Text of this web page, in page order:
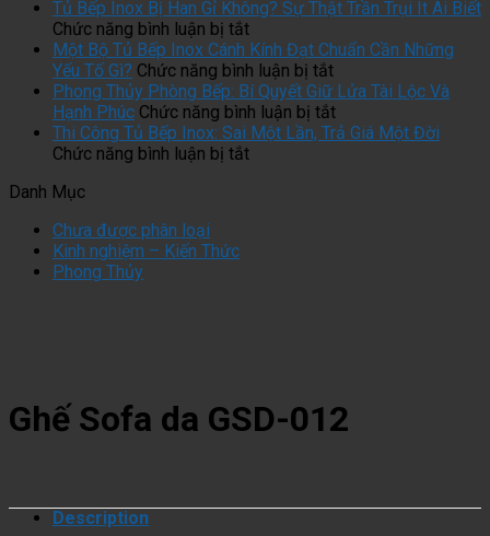
Làm
Bếp
Cánh
Đầu
Tủ Bếp Inox Bị Han Gỉ Không? Sự Thật Trần Trụi Ít Ai Biết
Chức năng bình luận bị tắtở
Tủ
Bếp
Inox
Bị
Han
Gỉ
Một Bộ Tủ Bếp Inox Cánh Kính Đạt Chuẩn Cần Những
Yếu Tố Gì? Chức năng bình luận bị tắtở
Một
Bộ
Tủ
Phong Thủy Phòng Bếp: Bí Quyết Giữ Lửa Tài Lộc Và
Hạnh Phúc Chức năng bình luận bị tắtở
Phong
Thi Công Tủ Bếp Inox: Sai Một Lần, Trả Giá Một Đời
Chức năng bình luận bị tắtở
Đời
Danh Mục
Chưa được phân loại
Kinh nghiệm – Kiến Thức
Phong Thủy
Ghế Sofa da GSD-012
Description